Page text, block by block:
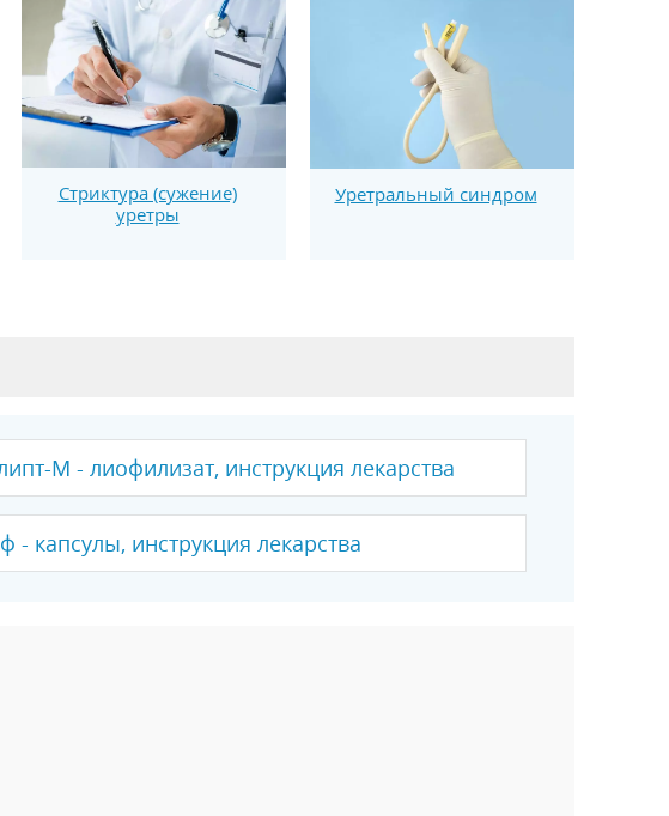
Стриктура (сужение)
уретры
Уретральный синдром
М - лиофилизат, инструкция лекарства
- капсулы, инструкция лекарства